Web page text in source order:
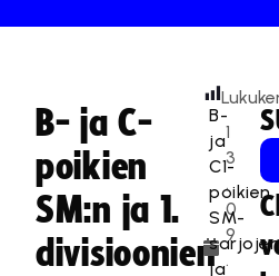
B- ja C-
poikien
SM:n ja 1.
divisioonien
1
3
.
0
9
.
B-
ja
C1-
poikien
SM-
ja